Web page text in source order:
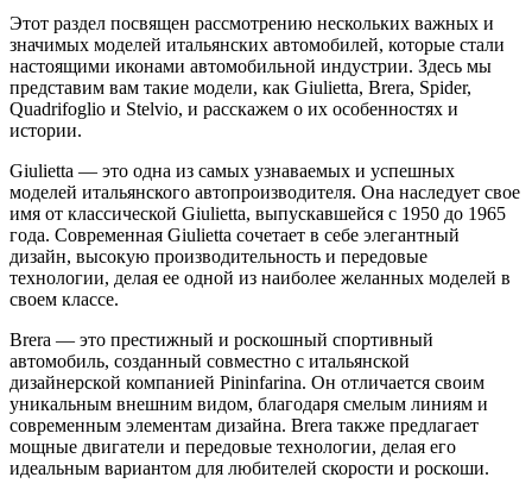
Этот раздел посвящен рассмотрению нескольких важных и
значимых моделей итальянских автомобилей, которые стали
настоящими иконами автомобильной индустрии. Здесь мы
представим вам такие модели, как Giulietta, Brera, Spider,
Quadrifoglio и Stelvio, и расскажем о их особенностях и
истории.
Giulietta — это одна из самых узнаваемых и успешных
моделей итальянского автопроизводителя. Она наследует свое
имя от классической Giulietta, выпускавшейся с 1950 до 1965
года. Современная Giulietta сочетает в себе элегантный
дизайн, высокую производительность и передовые
технологии, делая ее одной из наиболее желанных моделей в
своем классе.
Brera — это престижный и роскошный спортивный
автомобиль, созданный совместно с итальянской
дизайнерской компанией Pininfarina. Он отличается своим
уникальным внешним видом, благодаря смелым линиям и
современным элементам дизайна. Brera также предлагает
мощные двигатели и передовые технологии, делая его
идеальным вариантом для любителей скорости и роскоши.